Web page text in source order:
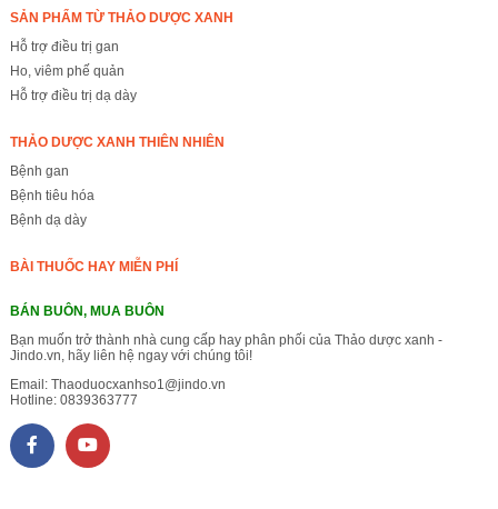
SẢN PHẨM TỪ THẢO DƯỢC XANH
Hỗ trợ điều trị gan
Ho, viêm phế quản
Hỗ trợ điều trị dạ dày
THẢO DƯỢC XANH THIÊN NHIÊN
Bệnh gan
Bệnh tiêu hóa
Bệnh dạ dày
BÀI THUỐC HAY MIỄN PHÍ
BÁN BUÔN, MUA BUÔN
Bạn muốn trở thành nhà cung cấp hay phân phối của Thảo dược xanh -
Jindo.vn, hãy liên hệ ngay với chúng tôi!
Email: Thaoduocxanhso1@jindo.vn
Hotline: 0839363777